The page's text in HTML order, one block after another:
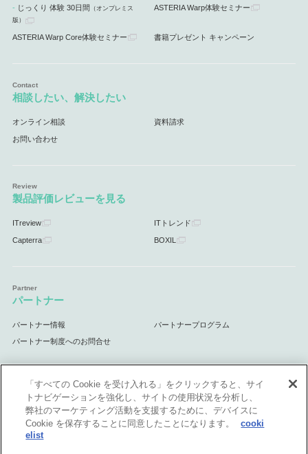
じっくり 体験 30日間 （オンプレミス
版）
ASTERIA Warp体験セミナー
ASTERIA Warp Core体験セミナー 書籍プレゼント キャンペーン
相談したい、解決したい
オンライン相談 資料請求
お問い合わせ
製品評価レビューを見る
ITreview ITトレンド
Capterra BOXIL
パートナー
パートナー情報 パートナープログラム
パートナー制度へのお問合せ
サポート
サポート情報
「すべての Cookie を受け入れる」をクリックすると、サイ
トナビゲーションを強化し、サイトの使用状況を分析し、
弊社のマーケティング活動を支援するために、デバイスに
Cookie を保存することに同意したことになります。
cooki
elist